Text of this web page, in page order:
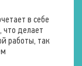
в себе
что делает
работы, так